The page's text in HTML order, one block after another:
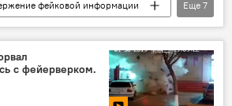
фейковой информации
В мире
Еще 7
с фейерверком.